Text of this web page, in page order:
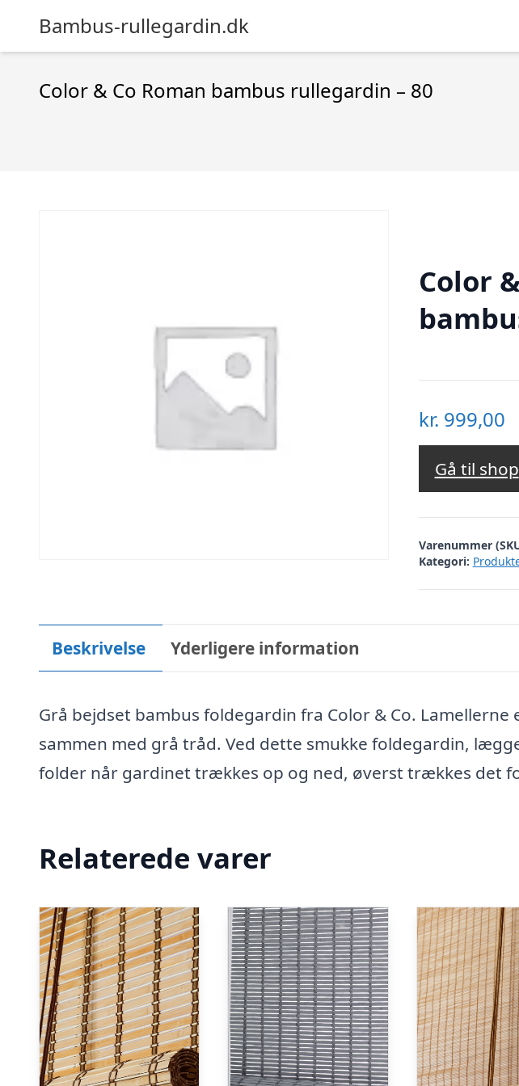
Bambus-rullegardin.dk
Color & Co Roman bambus rullegardin – 80
Color
kr. 999,00
Gå til shop
Varenummer
Kategori:
Beskrivelse Yderligere information
Grå bejdset bambus foldegardin fra Color & Co.
sammen med grå tråd. Ved dette smukke foldegardin,
folder når gardinet trækkes op og ned, øverst trækkes det
Relaterede varer